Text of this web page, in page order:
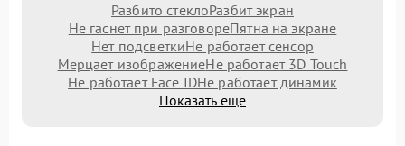
Разбито стеклоРазбит экран
Не гаснет при разговореПятна на экране
Нет подсветкиНе работает сенсор
Мерцает изображениеНе работает 3D Touch
Не работает Face IDНе работает динамик
Показать еще